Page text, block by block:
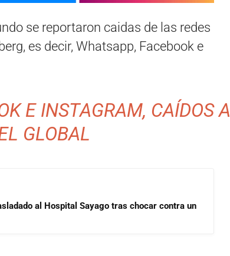
se reportaron caidas de las redes
es decir, Whatsapp, Facebook e
E INSTAGRAM, CAÍDOS A
GLOBAL
al Hospital Sayago tras chocar contra un